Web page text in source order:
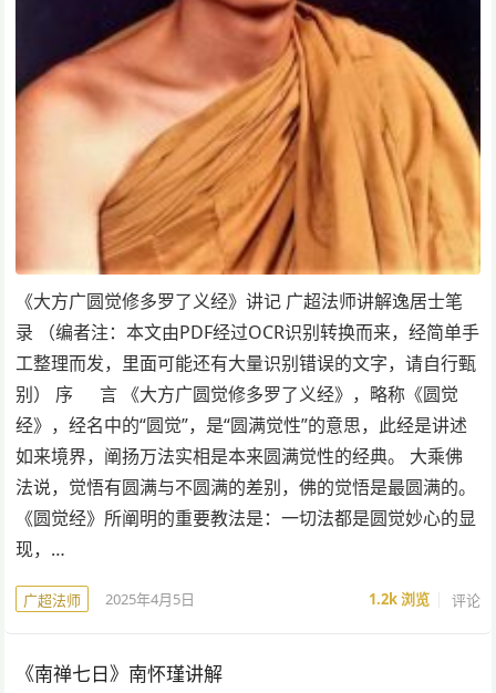
《大方广圆觉修多罗了义经》讲记 广超法师讲解逸居士笔
录 （编者注：本文由PDF经过OCR识别转换而来，经简单手
工整理而发，里面可能还有大量识别错误的文字，请自行甄
别） 序 言 《大方广圆觉修多罗了义经》，略称《圆觉
经》，经名中的“圆觉”，是“圆满觉性”的意思，此经是讲述
如来境界，阐扬万法实相是本来圆满觉性的经典。 大乘佛
法说，觉悟有圆满与不圆满的差别，佛的觉悟是最圆满的。
《圆觉经》所阐明的重要教法是：一切法都是圆觉妙心的显
现，…
广超法师 2025年4月5日 1.2k浏览 评论
《南禅七日》南怀瑾讲解